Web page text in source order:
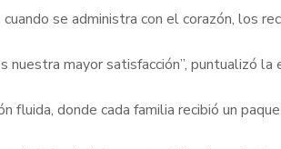
se administra con el corazón, los
mayor satisfacción”, puntualizó la
fluida, donde cada familia recibió un